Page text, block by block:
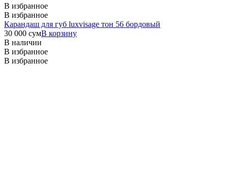
В избранное
В избранное
Карандаш для губ luxvisage тон 56 бордовый
30 000 сумВ корзину
В наличии
В избранное
В избранное